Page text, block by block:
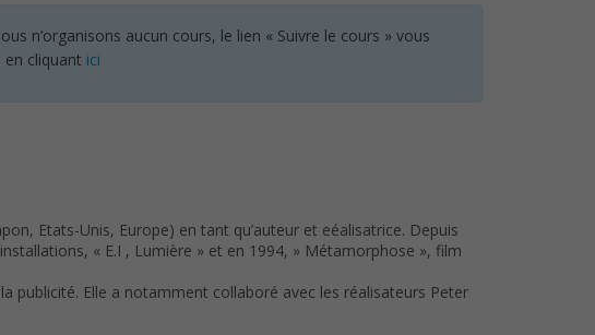
n’organisons aucun cours, le lien « Suivre le cours » vous
cliquant ici
Etats-Unis, Europe) en tant qu’auteur et eéalisatrice. Depuis
« E.I , Lumière » et en 1994, » Métamorphose », film
publicité. Elle a notamment collaboré avec les réalisateurs Peter